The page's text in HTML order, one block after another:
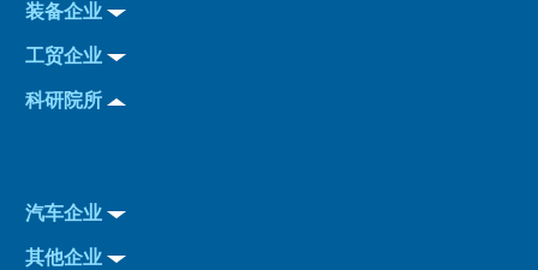
装备企业
工贸企业
科研院所
汽车企业
其他企业